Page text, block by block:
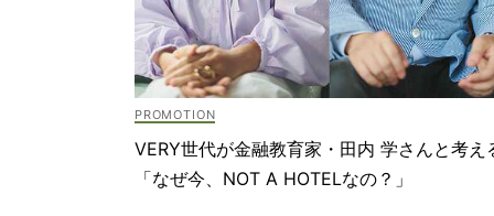
VERY世代が金融教育家・田内 学さんと考え
「なぜ今、NOT A HOTELなの？」